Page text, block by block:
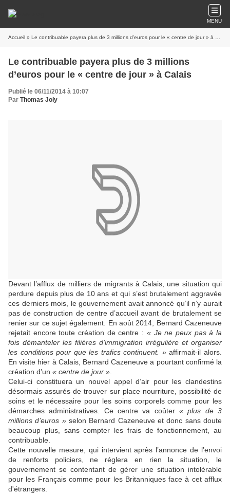
MENU
Accueil » Le contribuable payera plus de 3 millions d’euros pour le « centre de jour » à Calais
Le contribuable payera plus de 3 millions
d’euros pour le « centre de jour » à Calais
Publié le 06/11/2014 à 10:07
Par Thomas Joly
Devant l’afflux de milliers de migrants à Calais, une situation qui
perdure depuis plus de 10 ans et qui s’est brutalement aggravée
ces derniers mois, le gouvernement avait annoncé qu’il n’y aurait
pas de construction de centre d’accueil avant de brutalement se
renier sur ce sujet également. En août 2014, Bernard Cazeneuve
rejetait encore toute création de centre : « Je ne peux pas à la
fois démanteler les filières d’immigration irrégulière et organiser
les conditions pour que les trafics continuent. »affirmait-il alors.
En visite hier à Calais, Bernard Cazeneuve a pourtant confirmé la
création d’un « centre de jour »
Celui-ci constituera un nouvel appel d’air pour les clandestins
désormais assurés de trouver sur place nourriture, possibilité de
soins et le nécessaire pour les soins corporels comme pour les
démarches administratives. Ce centre va coûter « plus de 3
millions d’euros »selon Bernard Cazeneuve et donc sans doute
beaucoup plus, sans compter les frais de fonctionnement, au
contribuable.
Cette nouvelle mesure, qui intervient après l’annonce de l’envoi
de renforts policiers, ne réglera en rien la situation, le
gouvernement se contentant de gérer une situation intolérable
pour les Français comme pour les Britanniques face à cet afflux
d'étrangers.